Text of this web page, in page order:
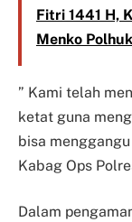
Fitri 1441 H,
Menko
” Kami telah
ketat guna
bisa
Kabag Ops
Dalam